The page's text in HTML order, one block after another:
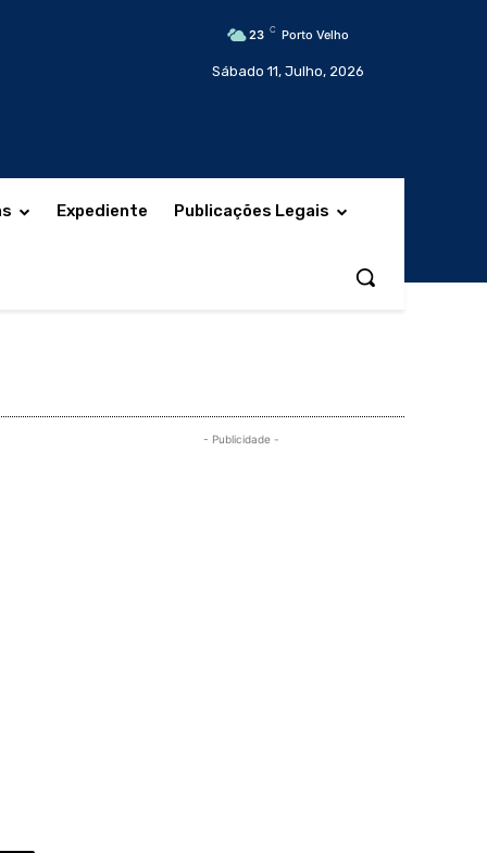
23 C Porto Velho
Sábado 11, Julho, 2026
Expediente Publicações Legais
- Publicidade -